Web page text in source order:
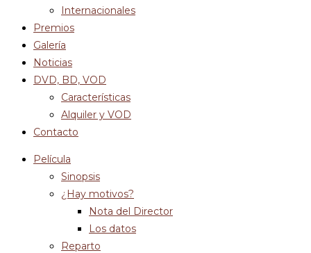
Internacionales
Premios
Galería
Noticias
DVD, BD, VOD
Características
Alquiler y VOD
Contacto
Película
Sinopsis
¿Hay motivos?
Nota del Director
Los datos
Reparto